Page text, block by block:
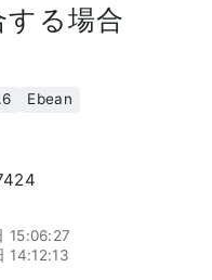
る場合
Ebean
15:06:27
14:12:13